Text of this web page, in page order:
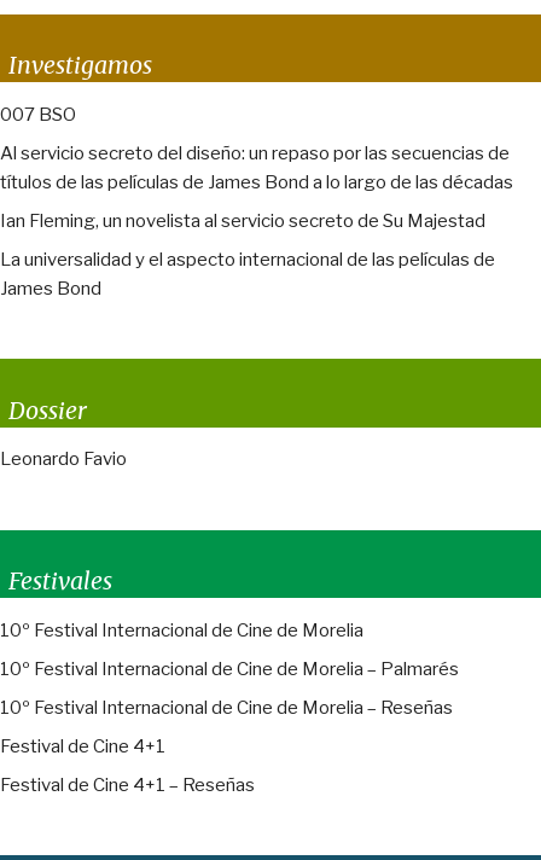
Investigamos
007 BSO
Al servicio secreto del diseño: un repaso por las secuencias de
títulos de las películas de James Bond a lo largo de las décadas
Ian Fleming, un novelista al servicio secreto de Su Majestad
La universalidad y el aspecto internacional de las películas de
James Bond
Dossier
Leonardo Favio
Festivales
10º Festival Internacional de Cine de Morelia
10º Festival Internacional de Cine de Morelia – Palmarés
10º Festival Internacional de Cine de Morelia – Reseñas
Festival de Cine 4+1
Festival de Cine 4+1 – Reseñas